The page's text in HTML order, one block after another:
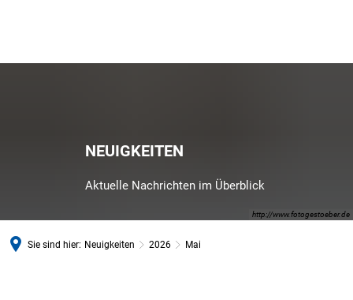
http://www.fotogestoeber.de
NEUIGKEITEN
Aktuelle Nachrichten im Überblick
Sie sind hier: Neuigkeiten 2026 Mai